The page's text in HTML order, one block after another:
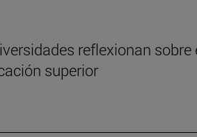
reflexionan sobre
superior